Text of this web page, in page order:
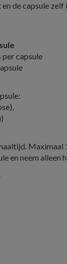
de capsule zelf
per capsule
Maximaal
en neem alleen